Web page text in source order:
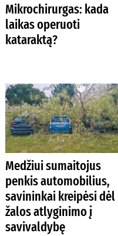
Mikrochirurgas: kada
laikas operuoti
kataraktą?
Medžiui sumaitojus
penkis automobilius,
savininkai kreipėsi dėl
žalos atlyginimo į
savivaldybę